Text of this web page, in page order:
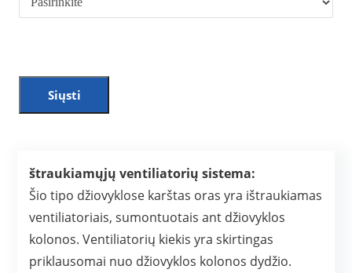
Siųsti
štraukiamųjų ventiliatorių sistema:
Šio tipo džiovyklose karštas oras yra ištraukiamas
ventiliatoriais, sumontuotais ant džiovyklos
kolonos. Ventiliatorių kiekis yra skirtingas
priklausomai nuo džiovyklos kolonos dydžio.